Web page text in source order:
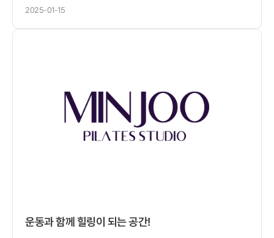
좋아지고 코어근육이랑 속근육들도 많이 활성화 되었어요. 새로
정확하게 잘 가르쳐주신답니다. 건물은 1에서 3층까지있고 넓고 있을거 다
2025-01-15
운동과 함께 힐링이 되는 공간!